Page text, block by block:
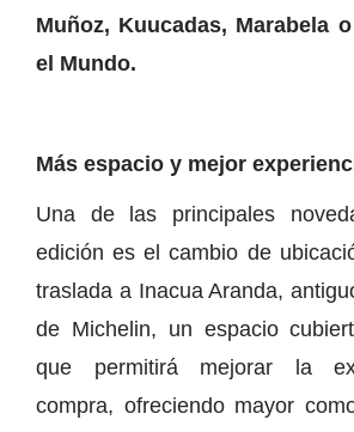
Muñoz, Kuucadas, Marabela
el Mundo.
Más espacio y mejor
Una de las principales
edición es el cambio de
traslada a Inacua Aranda,
de Michelin, un espacio
que permitirá mejorar la
compra, ofreciendo mayor